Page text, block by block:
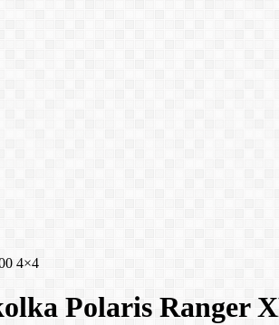
4×4
Polaris Ranger